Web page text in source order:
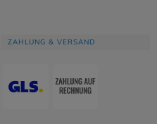
ZAHLUNG & VERSAND